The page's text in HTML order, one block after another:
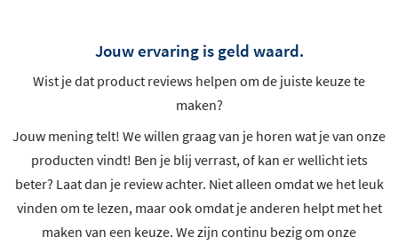
Jouw ervaring is geld waard.
Wist je dat product reviews helpen om de juiste keuze te
maken?
Jouw mening telt! We willen graag van je horen wat je van onze
producten vindt! Ben je blij verrast, of kan er wellicht iets
beter? Laat dan je review achter. Niet alleen omdat we het leuk
vinden om te lezen, maar ook omdat je anderen helpt met het
maken van een keuze. We zijn continu bezig om onze